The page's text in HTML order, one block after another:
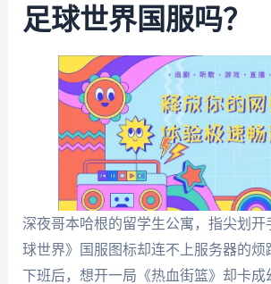
足球世界国服吗？
深夜哥本哈根的留学生公寓，指尖划开
球世界》国服图标却连不上服务器的烦
下班后，想开一局《热血街篮》却卡成